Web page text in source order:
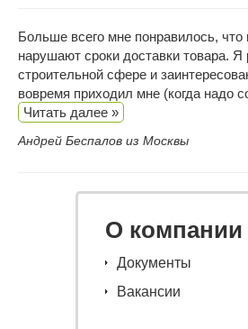
Больше всего мне понравилось, что
нарушают сроки доставки товара. Я
строительной сфере и
вовремя приходил мне (когда надо
Читать далее »
Андрей Беспалов из Москвы
О компании
Документы
Вакансии